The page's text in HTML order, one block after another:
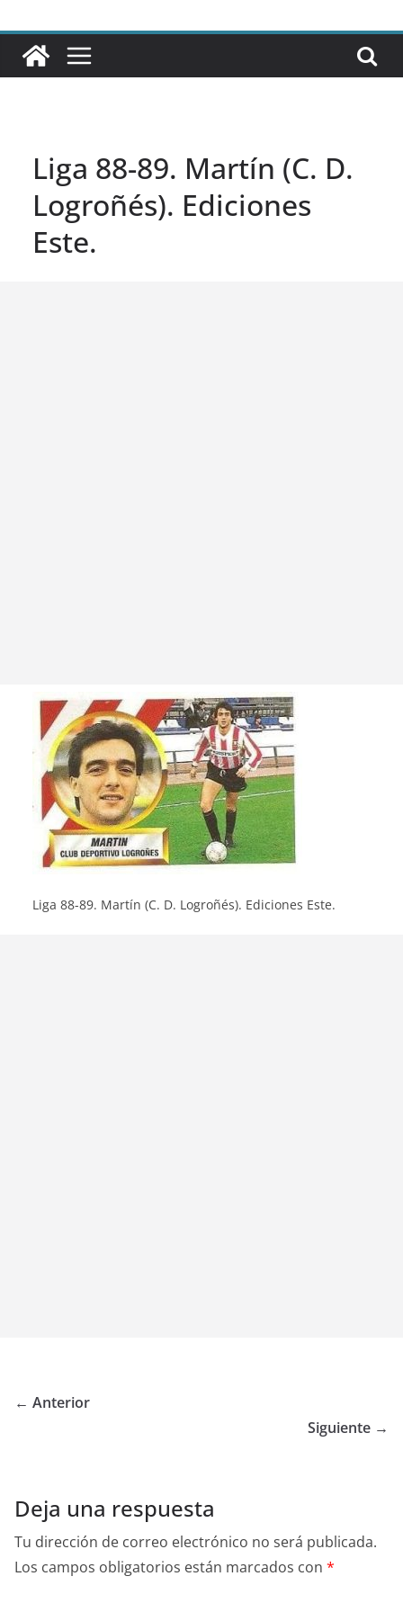
Liga 88-89. Martín (C. D.
Logroñés). Ediciones
Este.
Liga 88-89. Martín (C. D. Logroñés). Ediciones Este.
← Anterior
Siguiente →
Deja una respuesta
Tu dirección de correo electrónico no será publicada.
Los campos obligatorios están marcados con *